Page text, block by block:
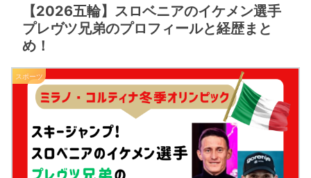
【2026五輪】スロベニアのイケメン選手
プレヴツ兄弟のプロフィールと経歴まと
め！
スポーツ